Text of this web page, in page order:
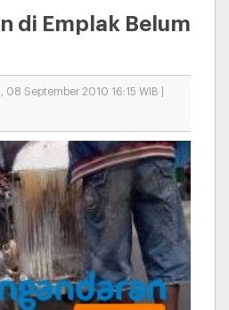
di Emplak Belum
September 2010 16:15 WIB |